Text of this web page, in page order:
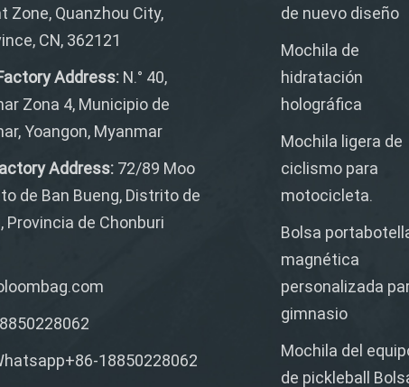
Zone, Quanzhou City,
CN, 362121
Address: N.° 40,
Zona 4, Municipio de
Yoangon, Myanmar
Address: 72/89 Moo
de Ban Bueng, Distrito de
Provincia de Chonburi
18850228062
de nuevo diseño
Mochila de
hidratación
holográfica
Mochila ligera de
ciclismo para
motocicleta.
Bolsa
magnética
personalizada
gimnasio
Mochila del
de pickleball